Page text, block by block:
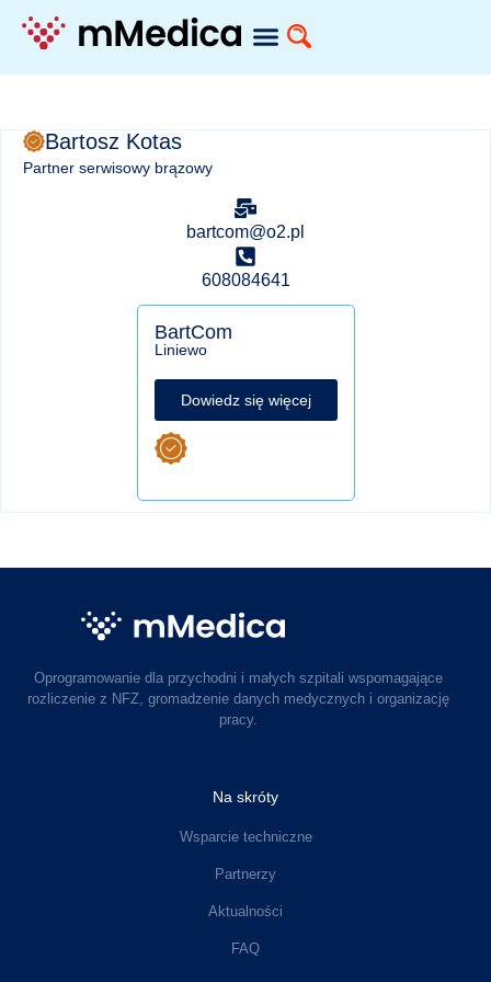
Bartosz Kotas
Partner serwisowy brązowy
bartcom@o2.pl
608084641
BartCom
Liniewo
Dowiedz się więcej
Oprogramowanie dla przychodni i małych szpitali wspomagające
rozliczenie z NFZ, gromadzenie danych medycznych i organizację
pracy.
Na skróty
Wsparcie techniczne
Partnerzy
Aktualności
FAQ